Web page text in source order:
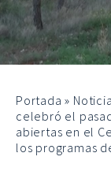
Portada »
celebró el
abiertas en el
los programas